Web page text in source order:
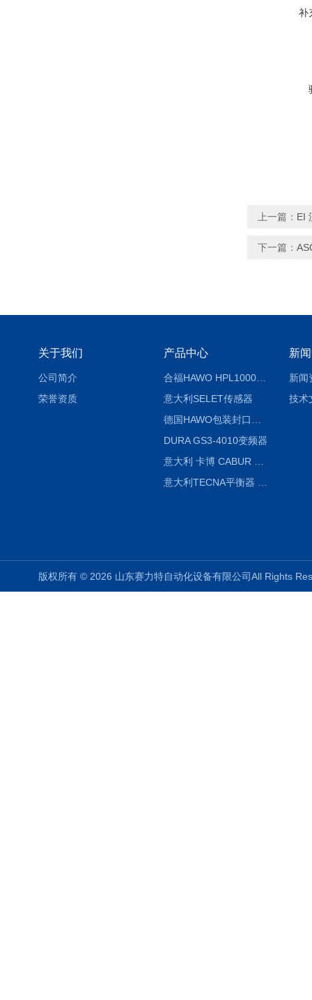
补
上一篇： EI
下一篇：
关于我们
公司简介
荣誉资质
产品中心
合福HAWO HPL1000AS封口机
意大利SELET传感器
DURA GS3-4010变频器
新
新闻
技术
版权所有 © 2026 山东赛力特自动化设备有限公司All Rights